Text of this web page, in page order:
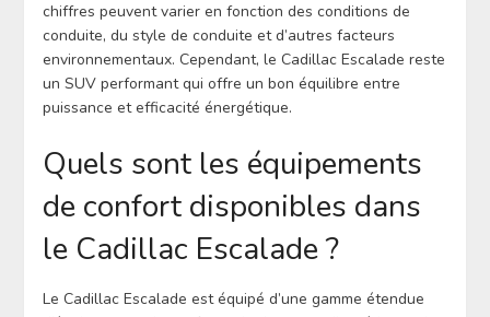
chiffres peuvent varier en fonction des conditions de
conduite, du style de conduite et d’autres facteurs
environnementaux. Cependant, le Cadillac Escalade reste
un SUV performant qui offre un bon équilibre entre
puissance et efficacité énergétique.
Quels sont les équipements
de confort disponibles dans
le Cadillac Escalade ?
Le Cadillac Escalade est équipé d’une gamme étendue